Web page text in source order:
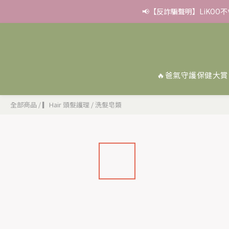
✨滿額好禮 ➊滿９９９
✨滿額好禮 ➊滿９９９
🔥爸氣守護保健大賞
全部商品 /▎Hair 頭髮護理 /洗髮皂類